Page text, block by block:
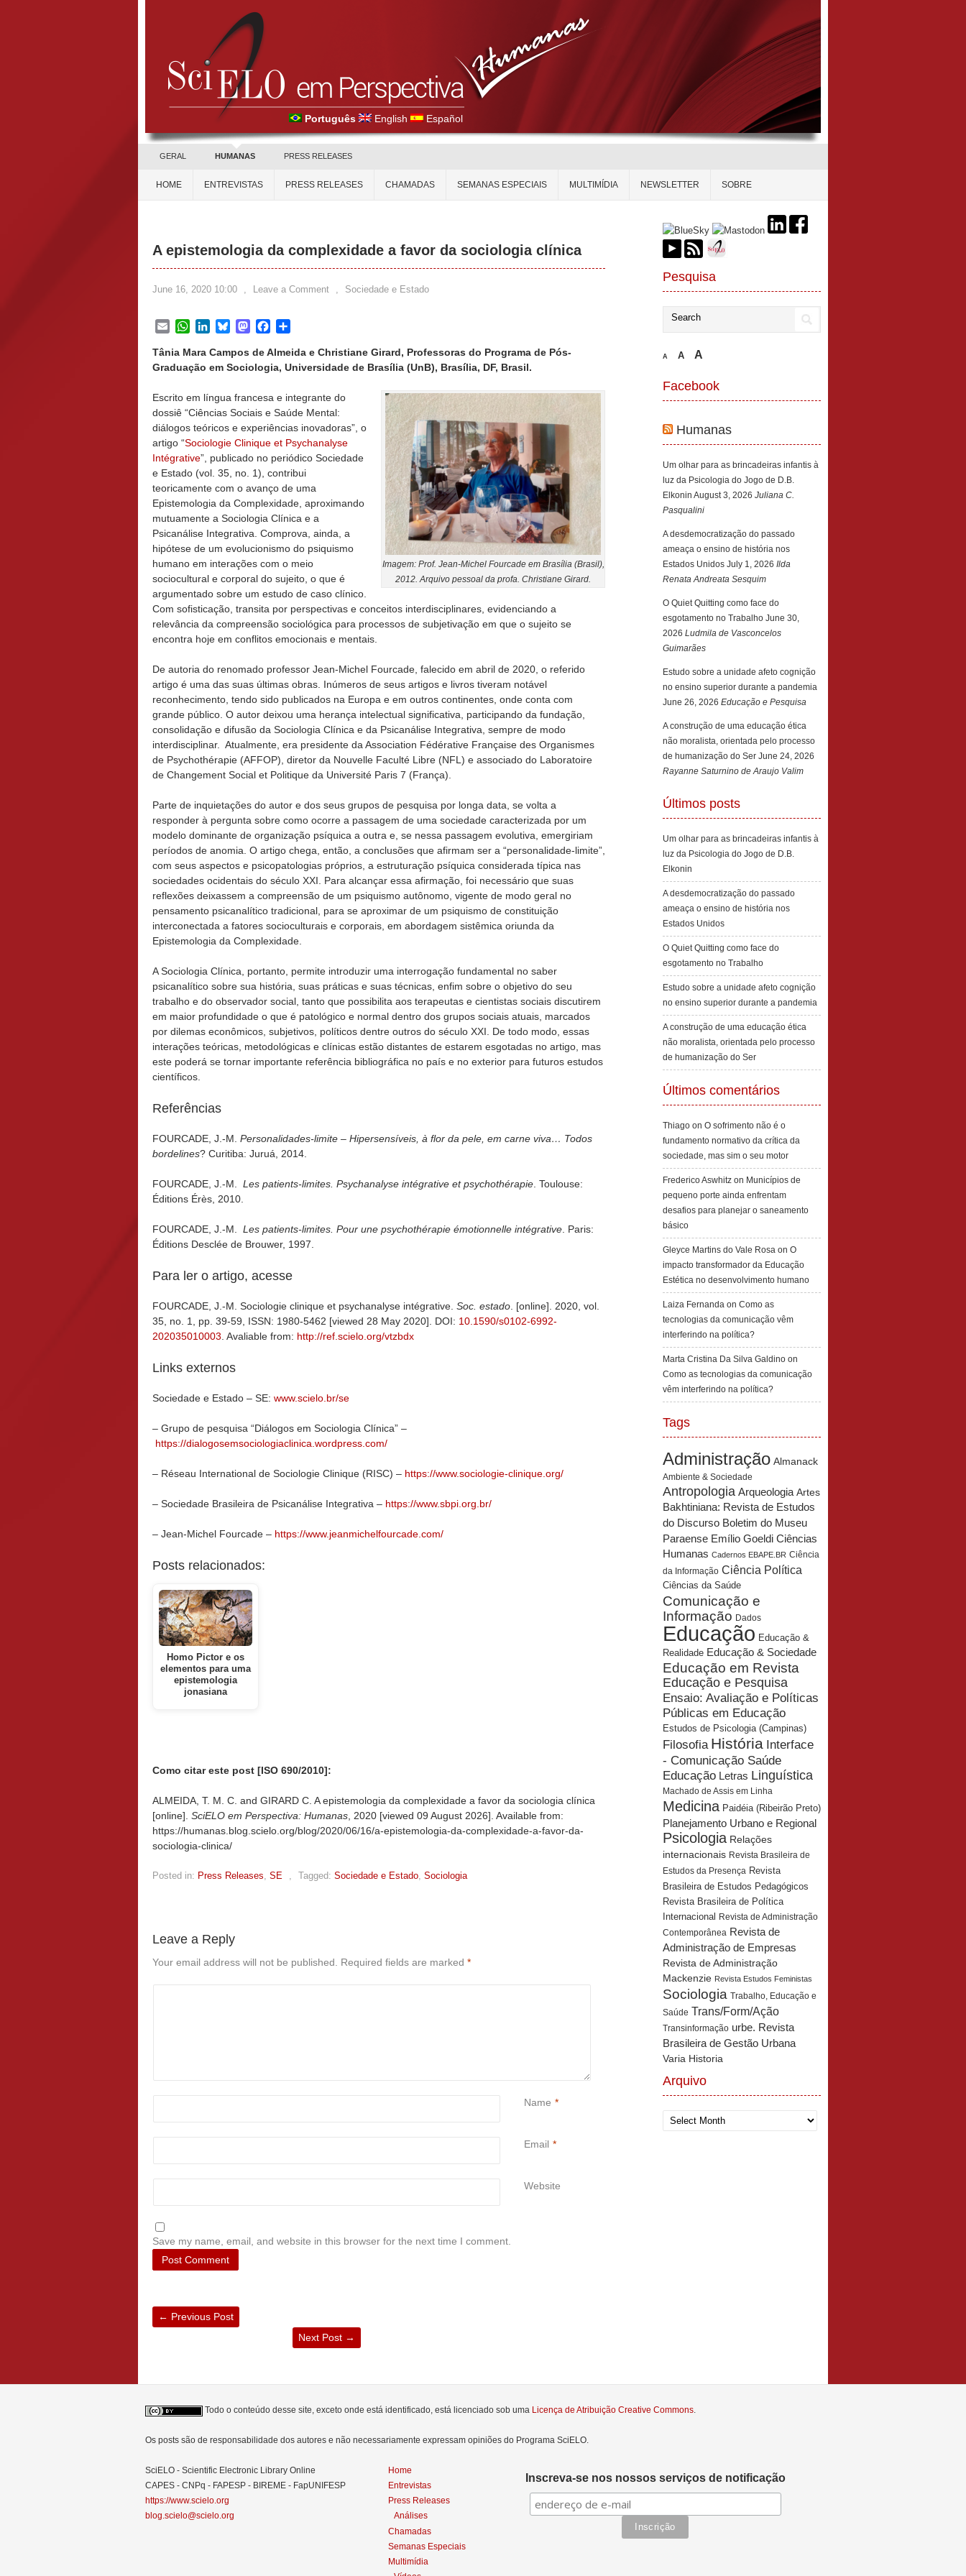
Português English Español
GERAL HUMANAS PRESS RELEASES
HOME ENTREVISTAS PRESS RELEASES CHAMADAS SEMANAS ESPECIAIS MULTIMÍDIA NEWSLETTER SOBRE
A epistemologia da complexidade a favor da sociologia clínica
June 16, 2020 10:00 , Leave a Comment , Sociedade e Estado
EmailWhatsApp
LinkedInBlueskyMastodonFacebook
Tânia Mara Campos de Almeida e Christiane Girard, Professoras do Programa de Pós-
Graduação em Sociologia, Universidade de Brasília (UnB), Brasília, DF, Brasil.
Imagem: Prof. Jean-Michel Fourcade em Brasília (Brasil),
2012. Arquivo pessoal da profa. Christiane Girard.
Escrito em língua francesa e integrante do
dossiê “Ciências Sociais e Saúde Mental:
diálogos teóricos e experiências inovadoras”, o
artigo “Sociologie Clinique et Psychanalyse
Intégrative”, publicado no periódico Sociedade
e Estado (vol. 35, no. 1), contribui
teoricamente com o avanço de uma
Epistemologia da Complexidade, aproximando
mutuamente a Sociologia Clínica e a
Psicanálise Integrativa. Comprova, ainda, a
hipótese de um evolucionismo do psiquismo
humano em interações com o meio
sociocultural e corporal do sujeito, o que é
argumentado sobre um estudo de caso clínico.
Com sofisticação, transita por perspectivas e conceitos interdisciplinares, evidenciando a
relevância da compreensão sociológica para processos de subjetivação em que o sujeito se
encontra hoje em conflitos emocionais e mentais.
De autoria do renomado professor Jean-Michel Fourcade, falecido em abril de 2020, o referido
artigo é uma das suas últimas obras. Inúmeros de seus artigos e livros tiveram notável
reconhecimento, tendo sido publicados na Europa e em outros continentes, onde conta com
grande público. O autor deixou uma herança intelectual significativa, participando da fundação,
consolidação e difusão da Sociologia Clínica e da Psicanálise Integrativa, sempre de modo
interdisciplinar. Atualmente, era presidente da Association Fédérative Française des Organismes
de Psychothérapie (AFFOP), diretor da Nouvelle Faculté Libre (NFL) e associado do Laboratoire
de Changement Social et Politique da Université Paris 7 (França).
Parte de inquietações do autor e dos seus grupos de pesquisa por longa data, se volta a
responder à pergunta sobre como ocorre a passagem de uma sociedade caracterizada por um
modelo dominante de organização psíquica a outra e, se nessa passagem evolutiva, emergiriam
períodos de anomia. O artigo chega, então, a conclusões que afirmam ser a “personalidade-limite”,
com seus aspectos e psicopatologias próprios, a estruturação psíquica considerada típica nas
sociedades ocidentais do século XXI. Para alcançar essa afirmação, foi necessário que suas
reflexões deixassem a compreensão de um psiquismo autônomo, vigente de modo geral no
pensamento psicanalítico tradicional, para se aproximar de um psiquismo de constituição
interconectada a fatores socioculturais e corporais, em abordagem sistêmica oriunda da
Epistemologia da Complexidade.
A Sociologia Clínica, portanto, permite introduzir uma interrogação fundamental no saber
psicanalítico sobre sua história, suas práticas e suas técnicas, enfim sobre o objetivo do seu
trabalho e do observador social, tanto que possibilita aos terapeutas e cientistas sociais discutirem
em maior profundidade o que é patológico e normal dentro dos grupos sociais atuais, marcados
por dilemas econômicos, subjetivos, políticos dentre outros do século XXI. De todo modo, essas
interações teóricas, metodológicas e clínicas estão distantes de estarem esgotadas no artigo, mas
este poderá se tornar importante referência bibliográfica no país e no exterior para futuros estudos
científicos.
Referências
FOURCADE, J.-M. Personalidades-limite – Hipersensíveis, à flor da pele, em carne viva… Todos
bordelines? Curitiba: Juruá, 2014.
FOURCADE, J.-M. Les patients-limites. Psychanalyse intégrative et psychothérapie . Toulouse:
Éditions Érès, 2010.
FOURCADE, J.-M. Les patients-limites. Pour une psychothérapie émotionnelle intégrative . Paris:
Éditions Desclée de Brouwer, 1997.
Para ler o artigo, acesse
FOURCADE, J.-M. Sociologie clinique et psychanalyse intégrative. Soc. estado . [online]. 2020, vol.
35, no. 1, pp. 39-59, ISSN: 1980-5462 [viewed 28 May 2020]. DOI: 10.1590/s0102-6992-
202035010003 . Avaliable from: http://ref.scielo.org/vtzbdx
Links externos
Sociedade e Estado – SE: www.scielo.br/se
– Grupo de pesquisa “Diálogos em Sociologia Clínica” –
https://dialogosemsociologiaclinica.wordpress.com/
– Réseau International de Sociologie Clinique (RISC) – https://www.sociologie-clinique.org/
– Sociedade Brasileira de Psicanálise Integrativa – https://www.sbpi.org.br/
– Jean-Michel Fourcade – https://www.jeanmichelfourcade.com/
Posts relacionados:
Homo Pictor e os
elementos para uma
epistemologia
jonasiana
Como citar este post [ISO 690/2010]:
ALMEIDA, T. M. C. and GIRARD C. A epistemologia da complexidade a favor da sociologia clínica
[online]. SciELO em Perspectiva: Humanas, 2020 [viewed 09 August 2026]. Available from:
https://humanas.blog.scielo.org/blog/2020/06/16/a-epistemologia-da-complexidade-a-favor-da-
sociologia-clinica/
Posted in: Press Releases, SE , Tagged: Sociedade e Estado, Sociologia
Leave a Reply
Your email address will not be published. Required fields are marked *
Name *
Email *
Website
Save my name, email, and website in this browser for the next time I comment.
← Previous Post
Next Post →
Pesquisa
A A A
Facebook
Humanas
Um olhar para as brincadeiras infantis à
luz da Psicologia do Jogo de D.B.
Elkonin August 3, 2026 Juliana C.
Pasqualini
A desdemocratização do passado
ameaça o ensino de história nos
Estados Unidos July 1, 2026 Ilda
Renata Andreata Sesquim
O Quiet Quitting como face do
esgotamento no Trabalho June 30,
2026 Ludmila de Vasconcelos
Guimarães
Estudo sobre a unidade afeto cognição
no ensino superior durante a pandemia
June 26, 2026 Educação e Pesquisa
A construção de uma educação ética
não moralista, orientada pelo processo
de humanização do Ser June 24, 2026
Rayanne Saturnino de Araujo Valim
Últimos posts
Um olhar para as brincadeiras infantis à
luz da Psicologia do Jogo de D.B.
Elkonin
A desdemocratização do passado
ameaça o ensino de história nos
Estados Unidos
O Quiet Quitting como face do
esgotamento no Trabalho
Estudo sobre a unidade afeto cognição
no ensino superior durante a pandemia
A construção de uma educação ética
não moralista, orientada pelo processo
de humanização do Ser
Últimos comentários
Thiago on O sofrimento não é o
fundamento normativo da crítica da
sociedade, mas sim o seu motor
Frederico Aswhitz on Municípios de
pequeno porte ainda enfrentam
desafios para planejar o saneamento
básico
Gleyce Martins do Vale Rosa on O
impacto transformador da Educação
Estética no desenvolvimento humano
Laiza Fernanda on Como as
tecnologias da comunicação vêm
interferindo na política?
Marta Cristina Da Silva Galdino on
Como as tecnologias da comunicação
vêm interferindo na política?
Tags
Administração Almanack
Ambiente & Sociedade
Antropologia Arqueologia Artes
Bakhtiniana: Revista de Estudos
do Discurso Boletim do Museu
Paraense Emílio Goeldi Ciências
Humanas Cadernos EBAPE.BR Ciência
da Informação Ciência Política
Ciências da Saúde
Comunicação e
Informação Dados
Educação Educação &
Realidade Educação & Sociedade
Educação em Revista
Educação e Pesquisa
Ensaio: Avaliação e Políticas
Públicas em Educação
Estudos de Psicologia (Campinas)
Filosofia História Interface
- Comunicação Saúde
Educação Letras Linguística
Machado de Assis em Linha
Medicina Paidéia (Ribeirão Preto)
Planejamento Urbano e Regional
Psicologia Relações
internacionais Revista Brasileira de
Estudos da Presença Revista
Brasileira de Estudos Pedagógicos
Revista Brasileira de Política
Internacional Revista de Administração
Contemporânea Revista de
Administração de Empresas
Revista de Administração
Mackenzie Revista Estudos Feministas
Sociologia Trabalho, Educação e
Saúde Trans/Form/Ação
Transinformação urbe. Revista
Brasileira de Gestão Urbana
Varia Historia
Arquivo
Arquivo
Todo o conteúdo desse site, exceto onde está identificado, está licenciado sob uma Licença de Atribuição Creative Commons.
Os posts são de responsabilidade dos autores e não necessariamente expressam opiniões do Programa SciELO.
SciELO - Scientific Electronic Library Online
CAPES - CNPq - FAPESP - BIREME - FapUNIFESP
https://www.scielo.org
blog.scielo@scielo.org
Home
Entrevistas
Press Releases
Análises
Chamadas
Semanas Especiais
Multimídia
Inscreva-se nos nossos serviços de notificação